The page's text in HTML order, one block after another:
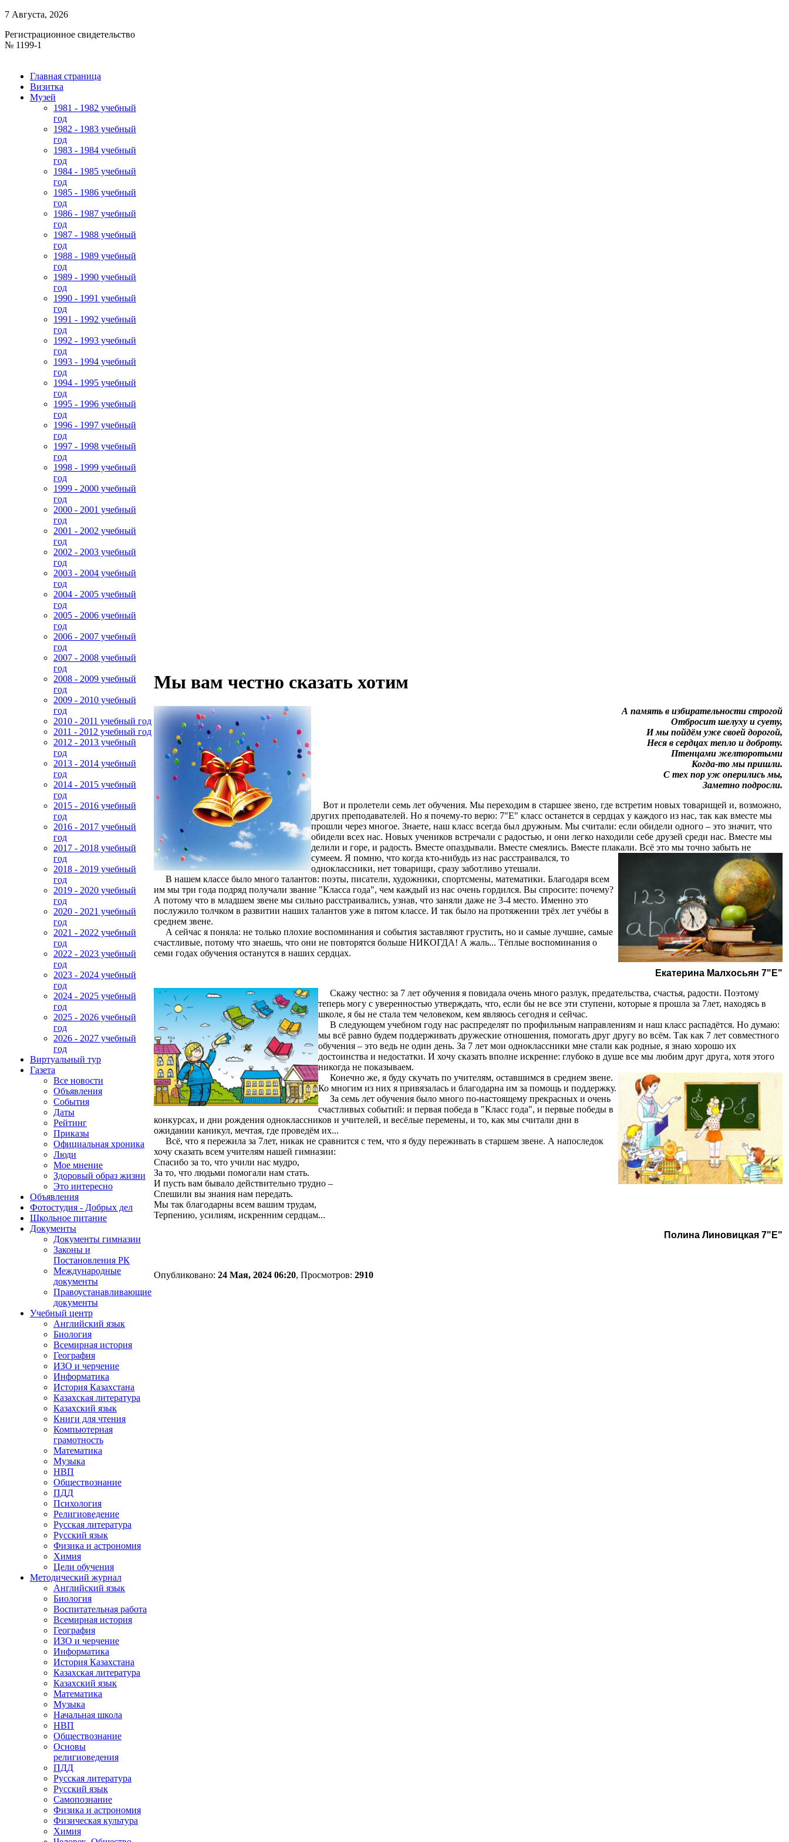
7 Августа, 2026
Регистрационное свидетельство
№ 1199-1
Главная страница
Визитка
Музей
1981 - 1982 учебный
год
1982 - 1983 учебный
год
1983 - 1984 учебный
год
1984 - 1985 учебный
год
1985 - 1986 учебный
год
1986 - 1987 учебный
год
1987 - 1988 учебный
год
1988 - 1989 учебный
год
1989 - 1990 учебный
год
1990 - 1991 учебный
год
1991 - 1992 учебный
год
1992 - 1993 учебный
год
1993 - 1994 учебный
год
1994 - 1995 учебный
год
1995 - 1996 учебный
год
1996 - 1997 учебный
год
1997 - 1998 учебный
год
1998 - 1999 учебный
год
1999 - 2000 учебный
год
2000 - 2001 учебный
год
2001 - 2002 учебный
год
2002 - 2003 учебный
год
2003 - 2004 учебный
год
2004 - 2005 учебный
год
2005 - 2006 учебный
год
2006 - 2007 учебный
год
2007 - 2008 учебный
год
2008 - 2009 учебный
год
2009 - 2010 учебный
год
2010 - 2011 учебный год
2011 - 2012 учебный год
2012 - 2013 учебный
год
2013 - 2014 учебный
год
2014 - 2015 учебный
год
2015 - 2016 учебный
год
2016 - 2017 учебный
год
2017 - 2018 учебный
год
2018 - 2019 учебный
год
2019 - 2020 учебный
год
2020 - 2021 учебный
год
2021 - 2022 учебный
год
2022 - 2023 учебный
год
2023 - 2024 учебный
год
2024 - 2025 учебный
год
2025 - 2026 учебный
год
2026 - 2027 учебный
год
Виртуальный тур
Газета
Все новости
Объявления
События
Даты
Рейтинг
Приказы
Официальная хроника
Люди
Мое мнение
Здоровый образ жизни
Это интересно
Объявления
Фотостудия - Добрых дел
Школьное питание
Документы
Документы гимназии
Законы и
Постановления РК
Международные
документы
Правоустанавливающие
документы
Учебный центр
Английский язык
Биология
Всемирная история
География
ИЗО и черчение
Информатика
История Казахстана
Казахская литература
Казахский язык
Книги для чтения
Компьютерная
грамотность
Математика
Музыка
НВП
Обществознание
ПДД
Психология
Религиоведение
Русская литература
Русский язык
Физика и астрономия
Химия
Цели обучения
Методический журнал
Английский язык
Биология
Воспитательная работа
Всемирная история
География
ИЗО и черчение
Информатика
История Казахстана
Казахская литература
Казахский язык
Математика
Музыка
Начальная школа
НВП
Обществознание
Основы
религиоведения
ПДД
Русская литература
Русский язык
Самопознание
Физика и астрономия
Физическая культура
Химия
Мы вам честно сказать хотим
А память в избирательности строгой
Отбросит шелуху и суету,
И мы пойдём уже своей дорогой,
Неся в сердцах тепло и доброту.
Птенцами желторотыми
Когда-то мы пришли.
С тех пор уж оперились мы,
Заметно подросли.
Вот и пролетели семь лет обучения. Мы переходим в старшее звено, где встретим новых товарищей и, возможно,
других преподавателей. Но я почему-то верю: 7"Е" класс останется в сердцах у каждого из нас, так как вместе мы
прошли через многое. Знаете, наш класс всегда был дружным. Мы считали: если обидели одного – это значит, что
обидели всех нас. Новых учеников встречали с радостью, и они легко находили себе друзей среди нас. Вместе мы
делили и горе, и радость. Вместе опаздывали. Вместе смеялись. Вместе плакали. Всё это мы точно забыть не
сумеем. Я помню, что когда кто-нибудь из нас расстраивался, то
одноклассники, нет товарищи, сразу заботливо утешали.
В нашем классе было много талантов: поэты, писатели, художники, спортсмены, математики. Благодаря всем
им мы три года подряд получали звание "Класса года", чем каждый из нас очень гордился. Вы спросите: почему?
А потому что в младшем звене мы сильно расстраивались, узнав, что заняли даже не 3-4 место. Именно это
послужило толчком в развитии наших талантов уже в пятом классе. И так было на протяжении трёх лет учёбы в
среднем звене.
А сейчас я поняла: не только плохие воспоминания и события заставляют грустить, но и самые лучшие, самые
счастливые, потому что знаешь, что они не повторятся больше НИКОГДА! А жаль... Тёплые воспоминания о
семи годах обучения останутся в наших сердцах.
Екатерина Малхосьян 7"Е"
Скажу честно: за 7 лет обучения я повидала очень много разлук, предательства, счастья, радости. Поэтому
теперь могу с уверенностью утверждать, что, если бы не все эти ступени, которые я прошла за 7лет, находясь в
школе, я бы не стала тем человеком, кем являюсь сегодня и сейчас.
В следующем учебном году нас распределят по профильным направлениям и наш класс распадётся. Но думаю:
мы всё равно будем поддерживать дружеские отношения, помогать друг другу во всём. Так как 7 лет совместного
обучения – это ведь не один день. За 7 лет мои одноклассники мне стали как родные, я знаю хорошо их
достоинства и недостатки. И хочу сказать вполне искренне: глубоко в душе все мы любим друг друга, хотя этого
никогда не показываем.
Конечно же, я буду скучать по учителям, оставшимся в среднем звене.
Ко многим из них я привязалась и благодарна им за помощь и поддержку.
За семь лет обучения было много по-настоящему прекрасных и очень
счастливых событий: и первая победа в "Класс года", и первые победы в
конкурсах, и дни рождения одноклассников и учителей, и весёлые перемены, и то, как мы считали дни в
ожидании каникул, мечтая, где проведём их...
Всё, что я пережила за 7лет, никак не сравнится с тем, что я буду переживать в старшем звене. А напоследок
хочу сказать всем учителям нашей гимназии:
Спасибо за то, что учили нас мудро,
За то, что людьми помогали нам стать.
И пусть вам бывало действительно трудно –
Спешили вы знания нам передать.
Мы так благодарны всем вашим трудам,
Терпению, усилиям, искренним сердцам...
Полина Линовицкая 7"Е"
Опубликовано: 24 Мая, 2024 06:20, Просмотров: 2910